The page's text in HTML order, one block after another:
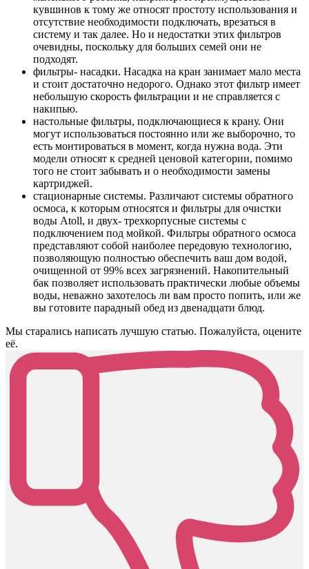
кувшинов к тому же относят простоту использования и
отсутствие необходимости подключать, врезаться в
систему и так далее. Но и недостатки этих фильтров
очевидны, поскольку для больших семей они не
подходят.
фильтры- насадки. Насадка на кран занимает мало места
и стоит достаточно недорого. Однако этот фильтр имеет
небольшую скорость фильтрации и не справляется с
накипью.
настольные фильтры, подключающиеся к крану. Они
могут использоваться постоянно или же выборочно, то
есть монтироваться в момент, когда нужна вода. Эти
модели относят к средней ценовой категории, помимо
того не стоит забывать и о необходимости замены
картриджей.
стационарные системы. Различают системы обратного
осмоса, к которым относятся и фильтры для очистки
воды Atoll, и двух- трехкорпусные системы с
подключением под мойкой. Фильтры обратного осмоса
представляют собой наиболее передовую технологию,
позволяющую полностью обеспечить ваш дом водой,
очищенной от 99% всех загрязнений. Накопительный
бак позволяет использовать практически любые объемы
воды, неважно захотелось ли вам просто попить, или же
вы готовите парадный обед из двенадцати блюд.
Мы старались написать лучшую статью. Пожалуйста, оцените
её.